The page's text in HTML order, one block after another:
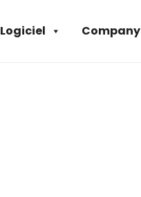
Company
Logiciel